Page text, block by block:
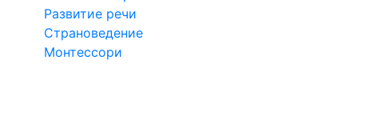
Развитие речи
Страноведение
Монтессори